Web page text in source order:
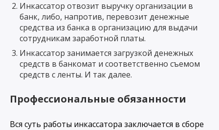
Инкассатор отвозит выручку организации в
банк, либо, напротив, перевозит денежные
средства из банка в организацию для выдачи
сотрудникам заработной платы.
Инкассатор занимается загрузкой денежных
средств в банкомат и соответственно съемом
средств с ленты. И так далее.
Профессиональные обязанности
Вся суть работы инкассатора заключается в сборе